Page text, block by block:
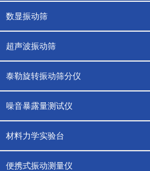
数显振动筛
超声波振动筛
泰勒旋转振动筛分仪
噪音暴露量测试仪
材料力学实验台
便携式振动测量仪